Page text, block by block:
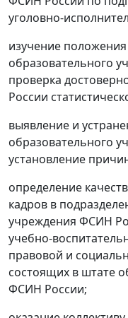
уголовно-
изучение
образовательного
проверка
России
выявление и
образовательного
установление
определение
кадров в
учреждения ФСИН
учебно-
правовой и
состоящих в штате
ФСИН России;